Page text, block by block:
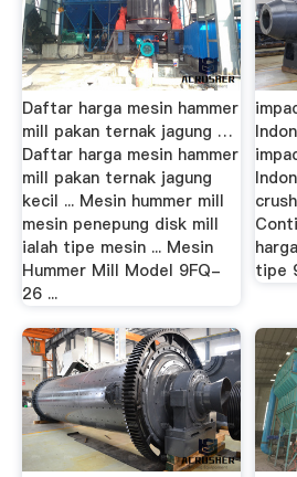
Daftar harga mesin hammer
mill pakan ternak jagung …
Daftar harga mesin hammer
mill pakan ternak jagung
kecil ... Mesin hummer mill
mesin penepung disk mill
ialah tipe mesin ... Mesin
Hummer Mill Model 9FQ-
26 ...
tipe